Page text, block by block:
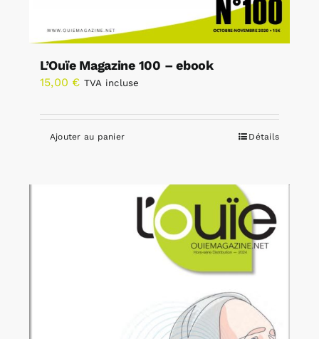
L’Ouïe Magazine 100 – ebook
15,00 € TVA incluse
Ajouter au panier Détails